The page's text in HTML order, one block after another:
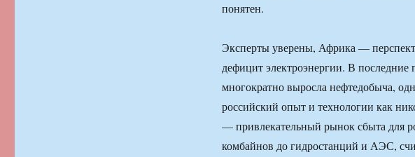
понятен.
Эксперты уверены, Африка —
дефицит электроэнергии. В
многократно выросла нефтедобыча,
российский опыт и технологии как
— привлекательный рынок сбыта для
комбайнов до гидростанций и АЭС,